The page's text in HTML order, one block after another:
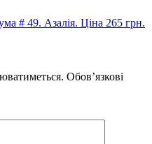
# 49. Азалія. Ціна 265 грн.
Обов’язкові